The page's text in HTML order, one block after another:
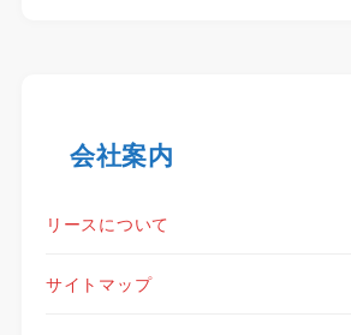
会社案内
リースについて
サイトマップ